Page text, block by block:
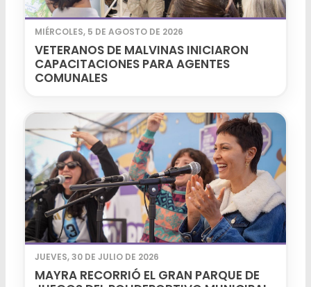
MIÉRCOLES, 5 DE AGOSTO DE 2026
VETERANOS DE MALVINAS INICIARON
CAPACITACIONES PARA AGENTES
COMUNALES
JUEVES, 30 DE JULIO DE 2026
MAYRA RECORRIÓ EL GRAN PARQUE DE